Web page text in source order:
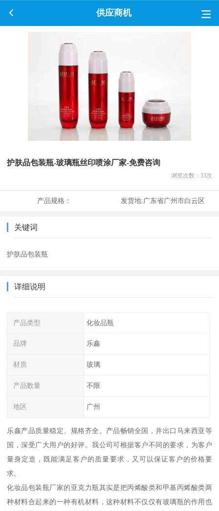
供应商机
护肤品包装瓶-玻璃瓶丝印喷涂厂家-免费咨询
浏览次数： 33次
产品规格： 发货地:广东省广州市白云区
关键词
护肤品包装瓶
详细说明
产品类型 化妆品瓶
品牌 乐鑫
材质 玻璃
产品数量 不限
地区 广州
乐鑫产品质量稳定、规格齐全。产品畅销全国，并出口马来西亚等
国，深受广大用户的好评。我公司可根据客户不同的要求，为客户
量身定造，既能满足客户的质量要求，又可以保证客户的价格要
求。
化妆品包装瓶厂家的亚克力瓶其实是把丙烯酸类和甲基丙烯酸类两
种材料合起来的一种有机材料，这种材料不仅仅有玻璃瓶的作用也